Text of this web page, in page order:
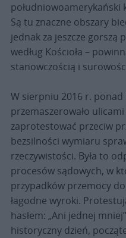
południowoamerykański
Są tu znaczne obszary
jednak za jeszcze gorszą
według Kościoła –
stanowczością i
W sierpniu 2016 r. ponad
przemaszerowało
zaprotestować przeciw
bezsilności wymiaru
rzeczywistości. Była to
procesów sądowych, w
przypadków przemocy
łagodne wyroki.
hasłem: „Ani jednej
historyczny dzień,